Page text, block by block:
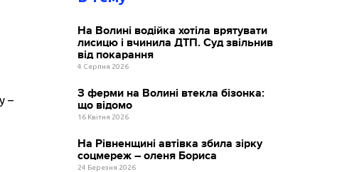
–
На Волині водійка хотіла врятувати
лисицю і вчинила ДТП. Суд звільнив
від покарання
4 Серпня 2026
З ферми на Волині втекла бізонка:
що відомо
16 Квітня 2026
На Рівненщині автівка збила зірку
соцмереж – оленя Бориса
24 Березня 2026